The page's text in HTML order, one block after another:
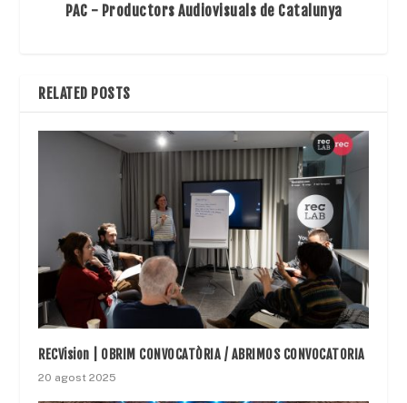
PAC - Productors Audiovisuals de Catalunya
RELATED POSTS
RECVision | OBRIM CONVOCATÒRIA / ABRIMOS CONVOCATORIA
20 agost 2025